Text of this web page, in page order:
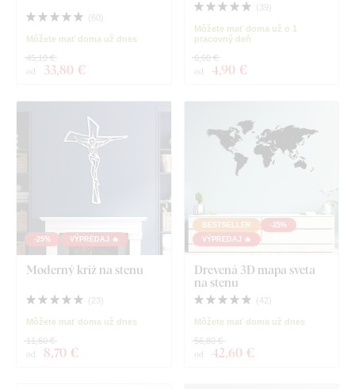
( 60)
Môžete mať doma už dnes
od 33,80 €
45,10 €
( 39)
Môžete mať doma už o 1
pracovný deň
od 4,90 €
6,60 €
-25% VÝPREDAJ 🔥
Moderný kríž na stenu
( 23)
Môžete mať doma už dnes
od 8,70 €
11,60 €
BESTSELLER
-25%
VÝPREDAJ 🔥
Drevená 3D mapa sveta
na stenu
( 42)
Môžete mať doma už dnes
od 42,60 €
56,80 €